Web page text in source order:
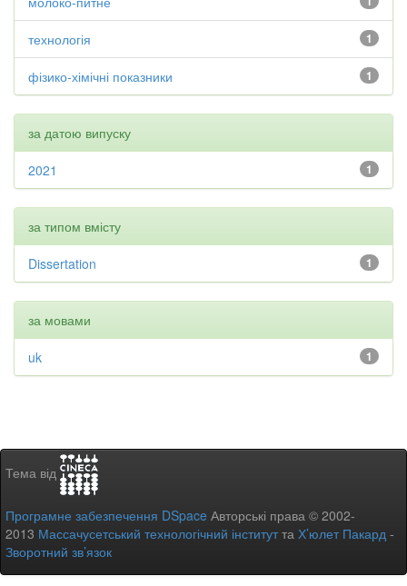
1
технологія
1
фізико-хімічні показники
за датою випуску
1
2021
за типом вмісту
1
Dissertation
за мовами
1
uk
Тема від
Програмне забезпечення DSpace Авторські права © 2002-
2013 Массачусетський технологічний інститутта Х’юлет Пакард -
Зворотний зв’язок